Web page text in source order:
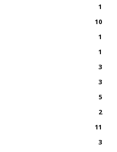
1
10
1
1
3
3
5
2
11
3